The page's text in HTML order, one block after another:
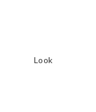
Look